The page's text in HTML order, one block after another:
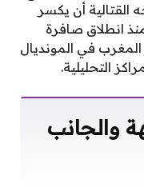
أن يكسر
انطلاق صافرة
في المونديال
التحليلية.
والجانب